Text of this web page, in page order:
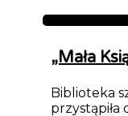
Aktualności
„Mała
Biblioteka